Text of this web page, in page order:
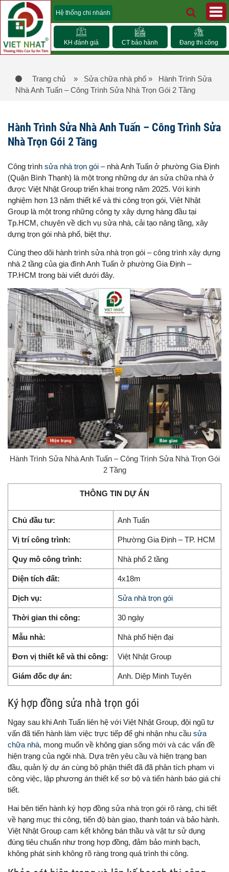
Hệ thống chi nhánh
KH đánh giá CT bảo hành Đang thi công
Trang chủ » Sửa chữa nhà phố » Hành Trình Sửa
Nhà Anh Tuấn – Công Trình Sửa Nhà Trọn Gói 2 Tầng
Hành Trình Sửa Nhà Anh Tuấn – Công Trình Sửa
Nhà Trọn Gói 2 Tầng
Công trình sửa nhà trọn gói – nhà Anh Tuấn ở phường Gia Định
(Quận Bình Thạnh) là một trong những dự án sửa chữa nhà ở
được Việt Nhật Group triển khai trong năm 2025. Với kinh
nghiệm hơn 13 năm thiết kế và thi công trọn gói, Việt Nhật
Group là một trong những công ty xây dựng hàng đầu tại
Tp.HCM, chuyên về dịch vụ sửa nhà, cải tạo nâng tầng, xây
dựng trọn gói nhà phố, biệt thự.
Cùng theo dõi hành trình sửa nhà trọn gói – công trình xây dựng
nhà 2 tầng của gia đình Anh Tuấn ở phường Gia Định –
TP.HCM trong bài viết dưới đây.
Hành Trình Sửa Nhà Anh Tuấn – Công Trình Sửa Nhà Trọn Gói
2 Tầng
THÔNG TIN DỰ ÁN
Chủ đầu tư: Anh Tuấn
Vị trí công trình: Phường Gia Định – TP. HCM
Quy mô công trình: Nhà phố 2 tầng
Diện tích đất: 4x18m
Dịch vụ: Sửa nhà trọn gói
Thời gian thi công: 30 ngày
Mẫu nhà: Nhà phố hiện đại
Đơn vị thiết kế và thi công: Việt Nhật Group
Giám đốc dự án: Anh. Diệp Minh Tuyên
Ký hợp đồng sửa nhà trọn gói
Ngay sau khi Anh Tuấn liên hệ với Việt Nhật Group, đội ngũ tư
vấn đã tiến hành làm việc trực tiếp để ghi nhận nhu cầu sửa
chữa nhà, mong muốn về không gian sống mới và các vấn đề
hiện trạng của ngôi nhà. Dựa trên yêu cầu và hiện trạng ban
đầu, quản lý dự án cùng bộ phận thiết đã đã phân tích phạm vi
công việc, lập phương án thiết kế sơ bộ và tiến hành báo giá chi
tiết.
Hai bên tiến hành ký hợp đồng sửa nhà trọn gói rõ ràng, chi tiết
về hạng mục thi công, tiến độ bàn giao, thanh toán và bảo hành.
Việt Nhật Group cam kết không bán thầu và vật tư sử dụng
đúng tiêu chuẩn như trong hợp đồng, đảm bảo minh bạch,
không phát sinh không rõ ràng trong quá trình thi công.